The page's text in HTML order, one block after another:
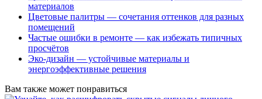
материалов
Цветовые палитры — сочетания оттенков для разных
помещений
Частые ошибки в ремонте — как избежать типичных
просчётов
Эко-дизайн — устойчивые материалы и
энергоэффективные решения
Вам также может понравиться